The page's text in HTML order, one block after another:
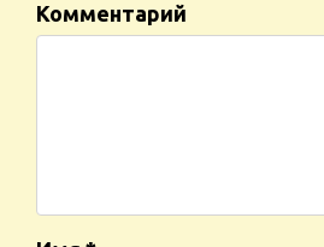
Комментарий